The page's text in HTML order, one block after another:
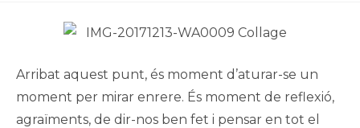
publicació:
Arribat aquest punt, és moment d’aturar-se un
moment per mirar enrere. És moment de reflexió,
agraïments, de dir-nos ben fet i pensar en tot el